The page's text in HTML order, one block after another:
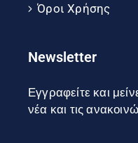
Όροι Χρήσης
Newsletter
Εγγραφείτε και
νέα και τις